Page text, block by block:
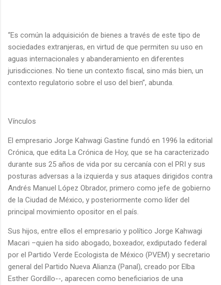
“Es común la adquisición de bienes a través de este tipo de
sociedades extranjeras, en virtud de que permiten su uso en
aguas internacionales y abanderamiento en diferentes
jurisdicciones. No tiene un contexto fiscal, sino más bien, un
contexto regulatorio sobre el uso del bien”, abunda.
Vínculos
El empresario Jorge Kahwagi Gastine fundó en 1996 la editorial
Crónica, que edita La Crónica de Hoy, que se ha caracterizado
durante sus 25 años de vida por su cercanía con el PRI y sus
posturas adversas a la izquierda y sus ataques dirigidos contra
Andrés Manuel López Obrador, primero como jefe de gobierno
de la Ciudad de México, y posteriormente como líder del
principal movimiento opositor en el país.
Sus hijos, entre ellos el empresario y político Jorge Kahwagi
Macari –quien ha sido abogado, boxeador, exdiputado federal
por el Partido Verde Ecologista de México (PVEM) y secretario
general del Partido Nueva Alianza (Panal), creado por Elba
Esther Gordillo--, aparecen como beneficiarios de una